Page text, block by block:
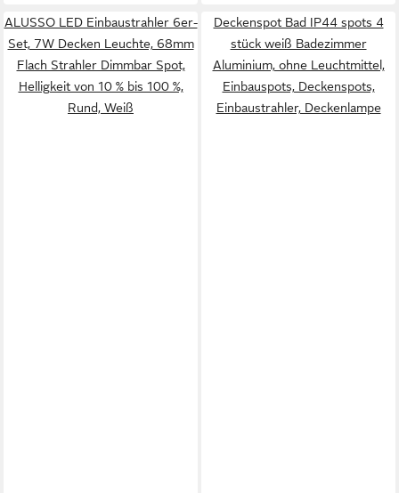
ALUSSO LED Einbaustrahler 6er-
Set, 7W Decken Leuchte, 68mm
Flach Strahler Dimmbar Spot,
Helligkeit von 10 % bis 100 %,
Rund, Weiß
Deckenspot Bad IP44 spots 4
stück weiß Badezimmer
Aluminium, ohne Leuchtmittel,
Einbauspots, Deckenspots,
Einbaustrahler, Deckenlampe